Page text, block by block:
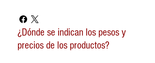
¿Dónde se indican los pesos y
precios de los productos?